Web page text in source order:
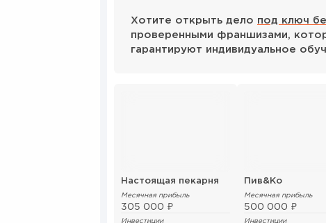
Хотите открыть дело под ключ
проверенными франшизами,
гарантируют индивидуальное
Настоящая пекарня
Месячная прибыль
305 000 ₽
Инвестиции
Пив&Ко
Месячная прибыль
500 000 ₽
Инвестиции